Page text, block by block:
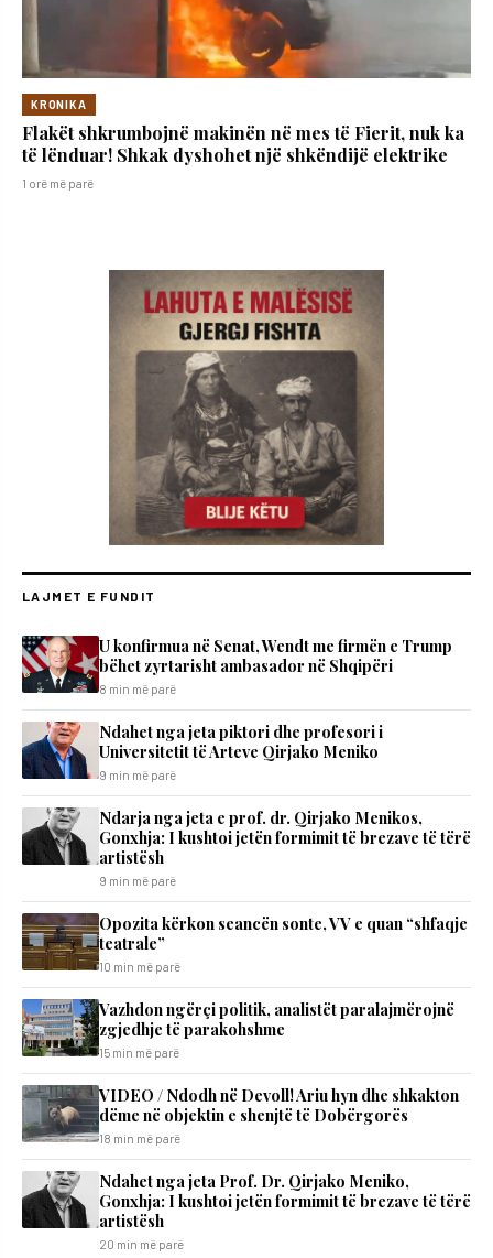
KRONIKA
Flakët shkrumbojnë makinën në mes të Fierit, nuk ka
të lënduar! Shkak dyshohet një shkëndijë elektrike
1 orë më parë
LAJMET E FUNDIT
U konfirmua në Senat, Wendt me firmën e Trump
bëhet zyrtarisht ambasador në Shqipëri
8 min më parë
Ndahet nga jeta piktori dhe profesori i
Universitetit të Arteve Qirjako Meniko
9 min më parë
Ndarja nga jeta e prof. dr. Qirjako Menikos,
Gonxhja: I kushtoi jetën formimit të brezave të tërë
artistësh
9 min më parë
Opozita kërkon seancën sonte, VV e quan “shfaqje
teatrale”
10 min më parë
Vazhdon ngërçi politik, analistët paralajmërojnë
zgjedhje të parakohshme
15 min më parë
VIDEO / Ndodh në Devoll! Ariu hyn dhe shkakton
dëme në objektin e shenjtë të Dobërgorës
18 min më parë
Ndahet nga jeta Prof. Dr. Qirjako Meniko,
Gonxhja: I kushtoi jetën formimit të brezave të tërë
artistësh
20 min më parë